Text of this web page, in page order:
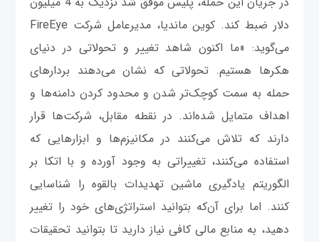
دلار ضبط کند. کوین ماندیا، مدیرعامل شرکت FireEye
می‌گوید: «ما اکنون شاهد تغییر و تحولاتی در دنیای
هکرها هستیم. تحولاتی که نشان می‌دهند بردارهای
حمله به سمت کوچک‌تر شدن و محدود کردن دامنه‌ها و
اهداف متمایل شده‌اند. در نقطه مقابل، شرکت‌ها قرار
دارند که تلاش می‌کنند در مکانیزم‌ها و ابزارهایی که
استفاده می‌کنند، تغییراتی به وجود آورده و با اتکا بر
الگوریتم یادگیری ماشین تهدیدات بالقوه را شناسایی
کنند. اما برای آن‌که بتوانید استراتژی‌های خود را تغییر
دهید، به منابع مالی کافی نیاز دارید تا بتوانید تحقیقات